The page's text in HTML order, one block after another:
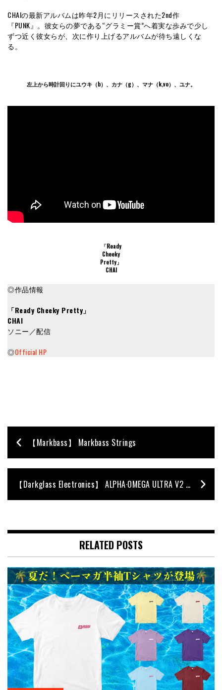
CHAIの最新アルバムは昨年2月にリリースされた2nd作
『PUNK』。彼女らの夢である“グラミー賞”へ着実な歩みで少し
ずつ近く彼女らが、次に作り上げるアルバムが待ち遠しくな
る。
左上から時計回りにユウキ（b）、カナ（g）、マナ（k,vo）、ユナ。
「Ready
Cheeky
Pretty」
CHAI
◎作品情報
「Ready Cheeky Pretty」
CHAI
ソニー／配信
◎Official HP
【Markbass】 Markbass Strings
【Darkglass Electronics】 ALPHA·OMEGA ULTRA V2 with AUX-IN
RELATED POSTS